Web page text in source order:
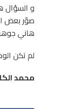
و السؤال
صوّر بعض
هاني
لم تكن
محمد